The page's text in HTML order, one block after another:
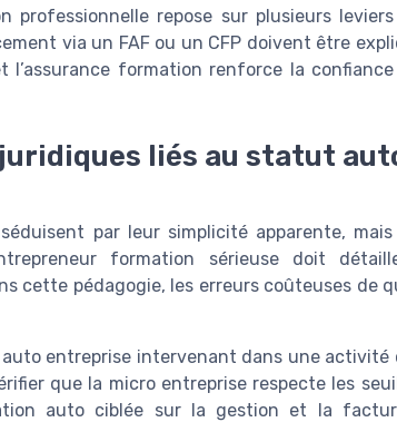
professionnelle repose sur plusieurs
via un FAF ou un CFP doivent être
l’assurance formation renforce la
liés au statut
par leur simplicité apparente,
formation sérieuse doit
cette pédagogie, les erreurs coûteuses de
entreprise intervenant dans une
que la micro entreprise respecte les
auto ciblée sur la gestion et la